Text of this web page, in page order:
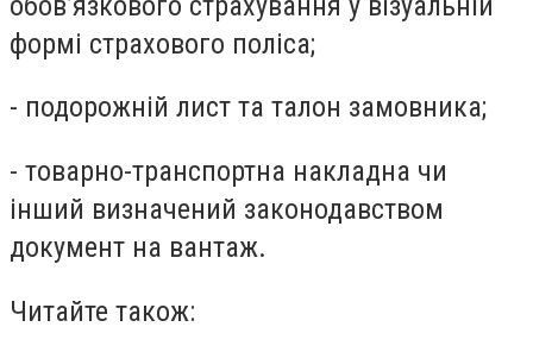
формі страхового поліса;
- подорожній лист та талон замовника;
- товарно-транспортна накладна чи
інший визначений законодавством
документ на вантаж.
Читайте також: